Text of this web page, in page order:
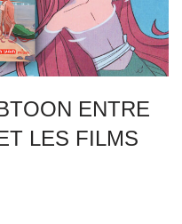
ENTRE
LES FILMS